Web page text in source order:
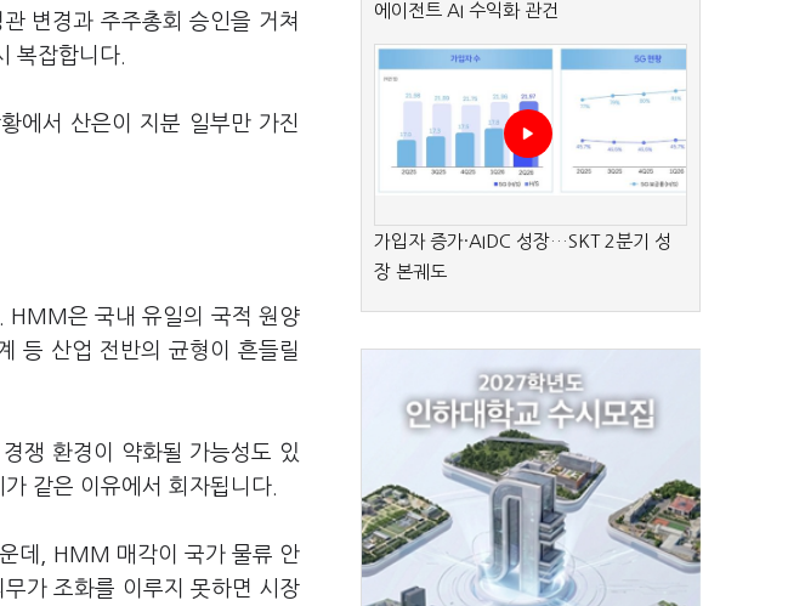
변경과 주주총회 승인을 거쳐
복잡합니다.
에서 산은이 지분 일부만 가진
HMM은 국내 유일의 국적 원양
등 산업 전반의 균형이 흔들릴
쟁 환경이 약화될 가능성도 있
같은 이유에서 회자됩니다.
데, HMM 매각이 국가 물류 안
가 조화를 이루지 못하면 시장
에이전트 AI 수익화 관건
가입자 증가·AIDC 성장…SKT 2분기 성
장 본궤도